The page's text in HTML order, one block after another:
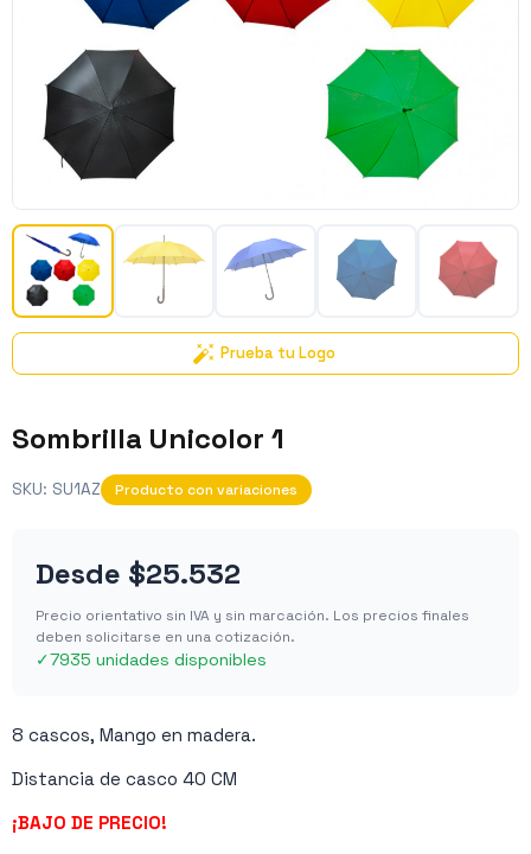
Prueba tu Logo
Sombrilla Unicolor 1
SKU: SU1AZ Producto con variaciones
Desde $25.532
Precio orientativo sin IVA y sin marcación. Los precios finales
deben solicitarse en una cotización.
✓7935 unidades disponibles
8 cascos, Mango en madera.
Distancia de casco 40 CM
¡BAJO DE PRECIO!